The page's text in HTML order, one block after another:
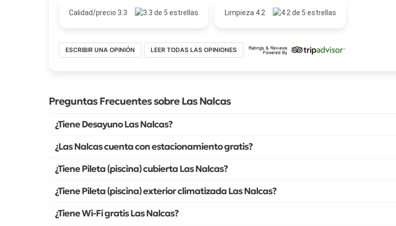
Calidad/precio 3.3 Limpieza 4.2
ESCRIBIR UNA OPINIÓN LEER TODAS LAS OPINIONES
Preguntas Frecuentes sobre Las Nalcas
¿Tiene Desayuno Las Nalcas?
¿Las Nalcas cuenta con estacionamiento gratis?
¿Tiene Pileta (piscina) cubierta Las Nalcas?
¿Tiene Pileta (piscina) exterior climatizada Las Nalcas?
¿Tiene Wi-Fi gratis Las Nalcas?